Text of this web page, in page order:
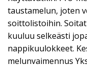
taustamelun, joten
soittolistoihin.
kuuluu selkeästi
nappikuulokkeet.
melunvaimennus